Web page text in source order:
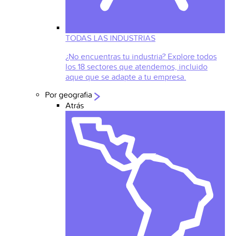
TODAS LAS INDUSTRIAS
¿No encuentras tu industria? Explore todos
los 18 sectores que atendemos, incluido
aque que se adapte a tu empresa.
Por geografia
Atrás